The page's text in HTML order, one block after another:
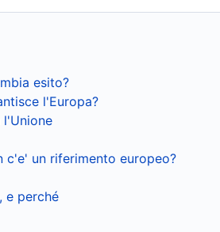
esito?
l'Europa?
c'e' un riferimento europeo?
e perché